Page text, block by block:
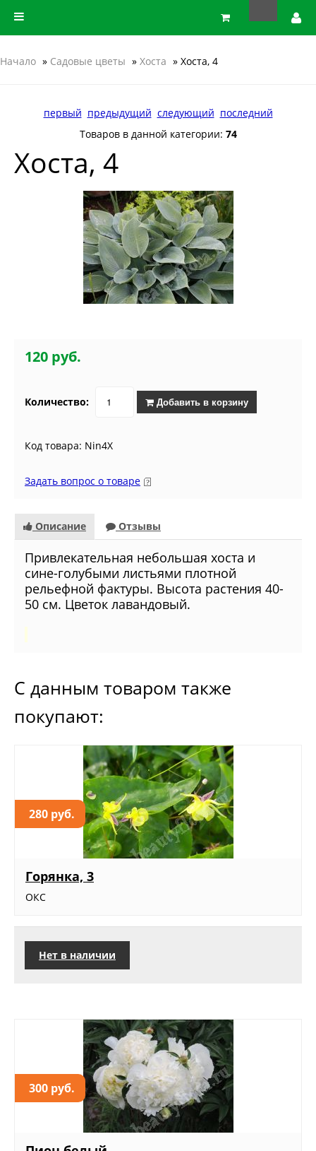
Начало » Садовые цветы » Хоста » Хоста, 4
первый предыдущий следующий последний
Товаров в данной категории: 74
Хоста, 4
120 руб.
Количество: Добавить в корзину
Код товара: Nin4Х
Задать вопрос о товаре
Описание Отзывы
Привлекательная небольшая хоста и
сине-голубыми листьями плотной
рельефной фактуры. Высота растения 40-
50 см. Цветок лавандовый.
С данным товаром также
покупают:
280 руб.
Горянка, 3
ОКС
Нет в наличии
300 руб.